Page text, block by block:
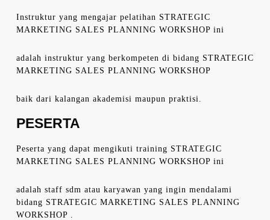
Instruktur yang mengajar pelatihan STRATEGIC
MARKETING SALES PLANNING WORKSHOP ini
adalah instruktur yang berkompeten di bidang STRATEGIC
MARKETING SALES PLANNING WORKSHOP
baik dari kalangan akademisi maupun praktisi.
PESERTA
Peserta yang dapat mengikuti training STRATEGIC
MARKETING SALES PLANNING WORKSHOP ini
adalah staff sdm atau karyawan yang ingin mendalami
bidang STRATEGIC MARKETING SALES PLANNING
WORKSHOP .